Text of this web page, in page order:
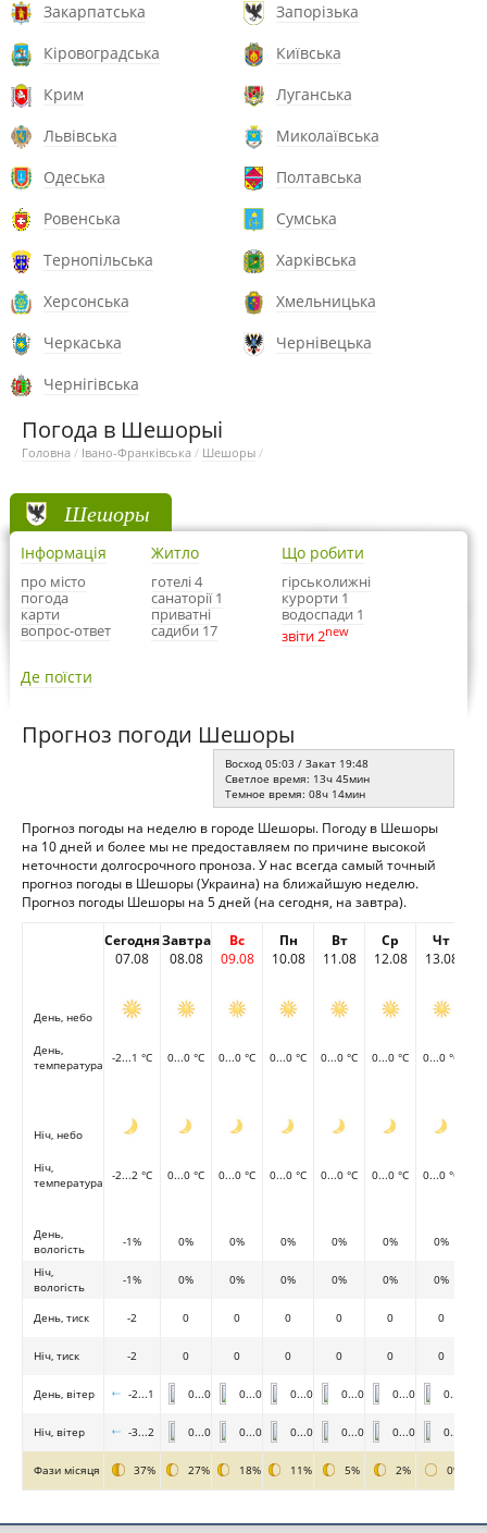
Закарпатська
Запорізька
Кіровоградська
Київська
Крим
Луганська
Львівська
Миколаївська
Одеська
Полтавська
Ровенська
Сумська
Тернопільська
Харківська
Херсонська
Хмельницька
Черкаська
Чернівецька
Чернігівська
Погода в Шешорыі
Головна / Івано-Франківська / Шешоры /
Шешоры
Інформація
про місто
погода
карти
вопрос-ответ
Житло
готелі 4
санаторії 1
приватні
садиби 17
Що робити
гірськолижні
курорти 1
водоспади 1
звіти 2new
Де поїсти
Прогноз погоди Шешоры
Восход 05:03 / Закат 19:48
Светлое время: 13ч 45мин
Темное время: 08ч 14мин
Прогноз погоды на неделю в городе Шешоры. Погоду в Шешоры
на 10 дней и более мы не предоставляем по причине высокой
неточности долгосрочного проноза. У нас всегда самый точный
прогноз погоды в Шешоры (Украина) на ближайшую неделю.
Прогноз погоды Шешоры на 5 дней (на сегодня, на завтра).
Сегодня
07.08
Завтра
08.08
Вс
09.08
Пн
10.08
Вт
11.08
Ср
12.08
Чт
13.08
День, небо
День,
температура
-2...1 °C 0...0 °C 0...0 °C 0...0 °C 0...0 °C 0...0 °C 0...0 °C
Ніч, небо
Ніч,
температура
-2...2 °C 0...0 °C 0...0 °C 0...0 °C 0...0 °C 0...0 °C 0...0 °C
День,
вологість
-1% 0% 0% 0% 0% 0%
0%
Ніч,
вологість
-1% 0% 0% 0% 0% 0% 0%
День, тиск -2 0 0 0 0 0 0
Ніч, тиск -2 0 0 0 0 0 0
День, вітер -2...1 0...0 0...0 0...0 0...0 0...0 0...0
Ніч, вітер -3...2 0...0 0...0 0...0 0...0 0...0 0...0
Фази місяця 37% 27% 18% 11% 5% 2% 0%